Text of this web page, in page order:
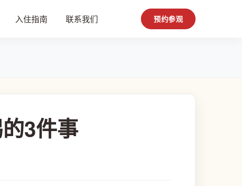
入住指南 联系我们 预约参观
3件事